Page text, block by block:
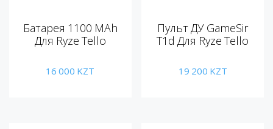
Батарея 1100 MAh
Для Ryze Tello
16 000 KZT
Пульт ДУ GameSir
T1d Для Ryze Tello
19 200 KZT